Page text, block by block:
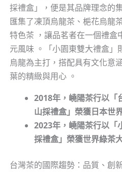
採禮盒」，便是其品牌理念的
匯集了凍頂烏龍茶、梔花烏龍
特色茶 ，讓品茗者在一個禮盒
元風味 。「小園東雙大禮盒」
烏龍為主打，搭配具有文化意
葉的精緻與用心 。
2018年，嶢陽茶行以「
山採禮盒」榮獲日本世
2023年，嶢陽茶行以「
採禮盒」榮獲世界綠茶
台灣茶的國際趨勢：品質、創